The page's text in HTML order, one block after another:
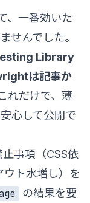
、一番効いた
せんでした。
Library
は記事か
れだけで、薄
心して公開で
事項（CSS依
ト水増し）を
の結果を要